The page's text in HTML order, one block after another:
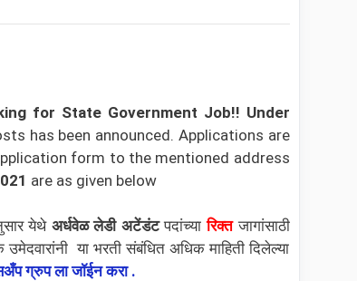
for State Government Job!! Under
has been announced. Applications are
form to the mentioned address
are as given below
येथे अर्धवेळ लेडी अटेंडंटपदांच्यारिक्त जागांसाठी
या भरती संबंधित अधिक माहिती दिलेल्या
ग्रुप ला जॉईन करा .